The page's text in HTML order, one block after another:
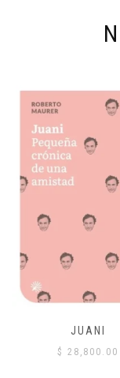
JUANI
$ 28,800.00